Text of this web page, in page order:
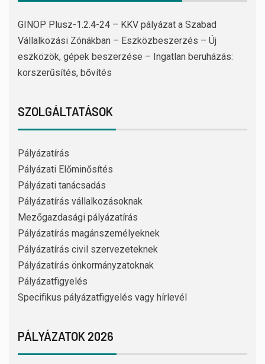
GINOP Plusz-1.2.4-24 – KKV pályázat a Szabad
Vállalkozási Zónákban – Eszközbeszerzés – Új
eszközök, gépek beszerzése – Ingatlan beruházás:
korszerűsítés, bővítés
SZOLGÁLTATÁSOK
Pályázatírás
Pályázati Előminősítés
Pályázati tanácsadás
Pályázatírás vállalkozásoknak
Mezőgazdasági pályázatírás
Pályázatírás magánszemélyeknek
Pályázatírás civil szervezeteknek
Pályázatírás önkormányzatoknak
Pályázatfigyelés
Specifikus pályázatfigyelés vagy hírlevél
PÁLYÁZATOK 2026